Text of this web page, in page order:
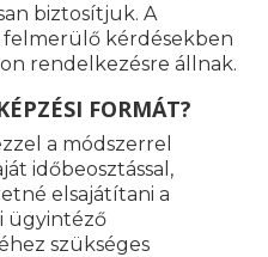
biztosítjuk. A
kérdésekben
rendelkezésre állnak.
FORMÁT?
a módszerrel
időbeosztással,
elsajátítani a
ügyintéző
szükséges